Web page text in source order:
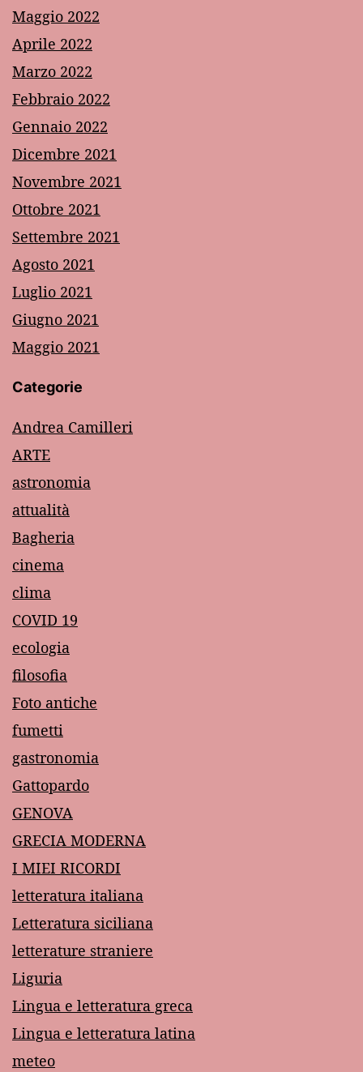
Maggio 2022
Aprile 2022
Marzo 2022
Febbraio 2022
Gennaio 2022
Dicembre 2021
Novembre 2021
Ottobre 2021
Settembre 2021
Agosto 2021
Luglio 2021
Giugno 2021
Maggio 2021
Categorie
Andrea Camilleri
ARTE
astronomia
attualità
Bagheria
cinema
clima
COVID 19
ecologia
filosofia
Foto antiche
fumetti
gastronomia
Gattopardo
GENOVA
GRECIA MODERNA
I MIEI RICORDI
letteratura italiana
Letteratura siciliana
letterature straniere
Liguria
Lingua e letteratura greca
Lingua e letteratura latina
meteo